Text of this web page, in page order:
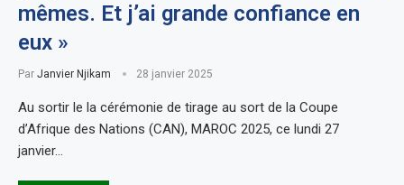
mêmes. Et j’ai grande confiance en
eux »
Par Janvier Njikam 28 janvier 2025
Au sortir le la cérémonie de tirage au sort de la Coupe
d’Afrique des Nations (CAN), MAROC 2025, ce lundi 27
janvier…